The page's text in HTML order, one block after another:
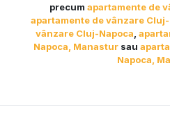
precum apartamente de
apartamente de vânzare
vânzare Cluj-Napoca
Napoca, Manastur sau
Napoca,